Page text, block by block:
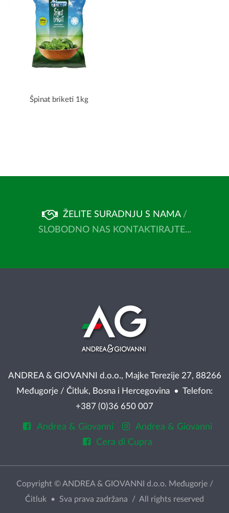
Špinat briketi 1kg
ŽELITE SURADNJU S NAMA /
SLOBODNO NAS KONTAKTIRAJTE...
ANDREA & GIOVANNI d.o.o., Majke Terezije 27, 88266
Međugorje / Čitluk, Bosna i Hercegovina • Telefon:
+387 (0)36 650 007
Andrea & Giovanni
Andrea & Giovanni
Cera di Cupra
Copyright © ANDREA & GIOVANNI d.o.o. Međugorje /
Čitluk • Sva prava zadržana / All rights reserved